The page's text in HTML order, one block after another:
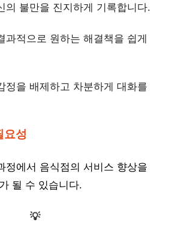
의 불만을 진지하게 기록합니다.
과적으로 원하는 해결책을 쉽게
정을 배제하고 차분하게 대화를
요성
정에서 음식점의 서비스 향상을
될 수 있습니다.
💡